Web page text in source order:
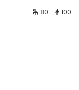
80 100